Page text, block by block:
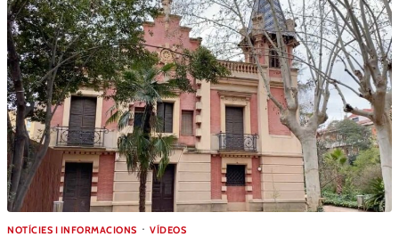
NOTÍCIES I INFORMACIONS VÍDEOS